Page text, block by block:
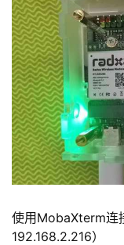
使用MobaXterm连
192.168.2.216）